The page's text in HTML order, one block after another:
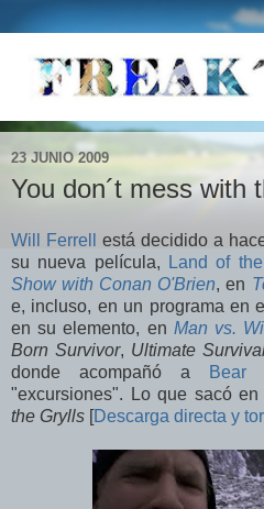
23 JUNIO 2009
You don´t mess with
Will Ferrell
está decidido a
su nueva película,
Land of
Show with Conan O'Brien, en
e, incluso, en un programa en
en su elemento, en Man vs.
Born Survivor, Ultimate
donde acompañó a
Bear
"excursiones". Lo que sacó en
the Grylls [Descarga directa y